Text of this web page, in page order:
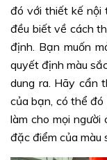
đó với thiết kế nội
đều biết về cách
định. Bạn muốn
quyết định màu
dung ra. Hãy cẩn
của bạn, có thể
làm cho mọi
đặc điểm của màu